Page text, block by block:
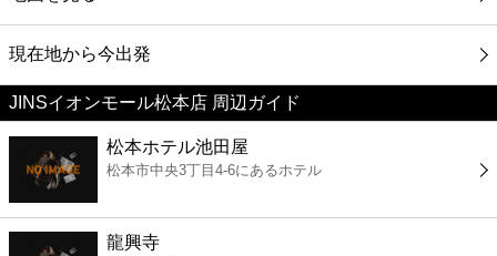
映画
美容
コンビニ
薬局
現在地から今出発
JINSイオンモール松本店 周辺ガイド
松本ホテル池田屋
松本市中央3丁目4-6にあるホテル
龍興寺